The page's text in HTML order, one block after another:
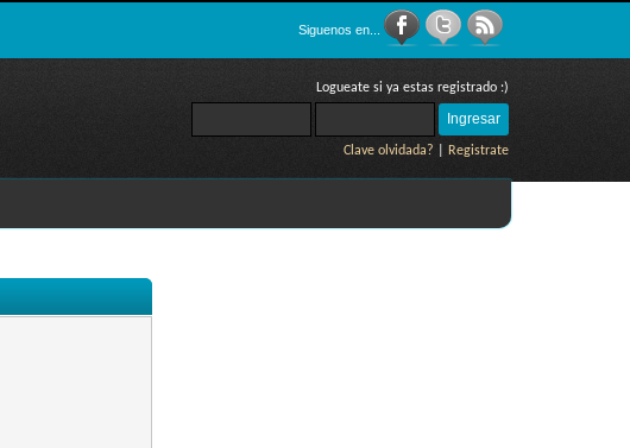
Siguenos en...
Logueate si ya estas registrado :)
Clave olvidada? Registrate